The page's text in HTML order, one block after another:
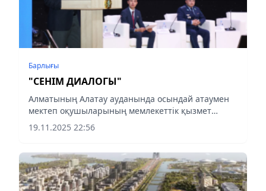
Барлығы
"СЕНІМ ДИАЛОГЫ"
Алматының Алатау ауданында осындай атаумен
мектеп оқушыларының мемлекеттік қызмет
өкілдерімен кездесуі өтті.
19.11.2025 22:56